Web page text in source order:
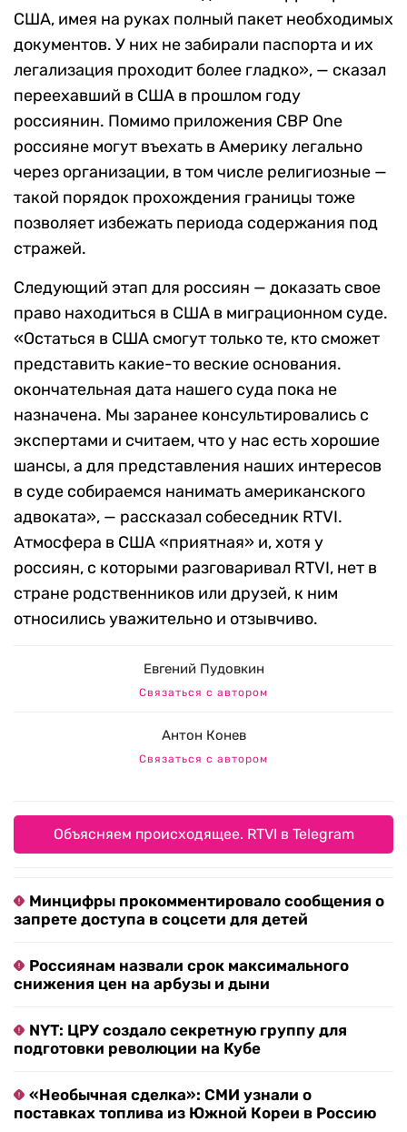
США, имея на руках полный пакет необходимых
документов. У них не забирали паспорта и их
легализация проходит более гладко», — сказал
переехавший в США в прошлом году
россиянин. Помимо приложения CBP One
россияне могут въехать в Америку легально
через организации, в том числе религиозные —
такой порядок прохождения границы тоже
позволяет избежать периода содержания под
стражей.
Следующий этап для россиян — доказать свое
право находиться в США в миграционном суде.
«Остаться в США смогут только те, кто сможет
представить какие-то веские основания.
окончательная дата нашего суда пока не
назначена. Мы заранее консультировались с
экспертами и считаем, что у нас есть хорошие
шансы, а для представления наших интересов
в суде собираемся нанимать американского
адвоката», — рассказал собеседник RTVI.
Атмосфера в США «приятная» и, хотя у
россиян, с которыми разговаривал RTVI, нет в
стране родственников или друзей, к ним
относились уважительно и отзывчиво.
Евгений Пудовкин
Связаться с автором
Антон Конев
Связаться с автором
Объясняем происходящее. RTVI в Telegram
Минцифры прокомментировало сообщения о
запрете доступа в соцсети для детей
Россиянам назвали срок максимального
снижения цен на арбузы и дыни
NYT: ЦРУ создало секретную группу для
подготовки революции на Кубе
«Необычная сделка»: СМИ узнали о
поставках топлива из Южной Кореи в Россию